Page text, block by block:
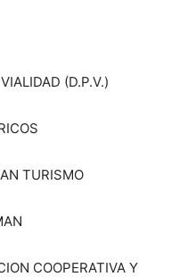
(D.P.V.)
TURISMO
COOPERATIVA Y